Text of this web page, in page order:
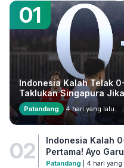
01
Indonesia Kalah Telak
Taklukan Singapura
Patandang 4 hari yang lalu
02
Indonesia Kalah
Pertama! Ayo
Patandang | 4 hari yang